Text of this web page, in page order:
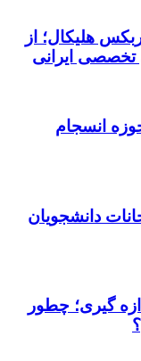
هلیکال؛ از
حوزه انسجام
دانشجویان
گیری؛ چطور